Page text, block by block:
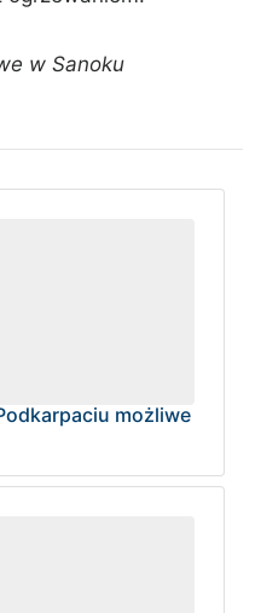
w Sanoku
możliwe